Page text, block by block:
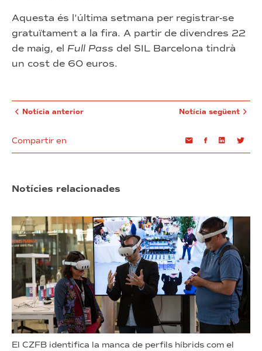
Aquesta és l’última setmana per registrar-se
gratuïtament a la fira. A partir de divendres 22
de maig, el Full Pass del SIL Barcelona tindrà
un cost de 60 euros.
Notícia anterior
Compartir en EmailFacebookLinkedin
Notícia següent
Notícies relacionades
El CZFB identifica la manca de perfils híbrids com el